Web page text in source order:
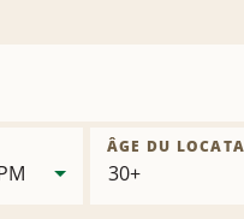
ÂGE DU